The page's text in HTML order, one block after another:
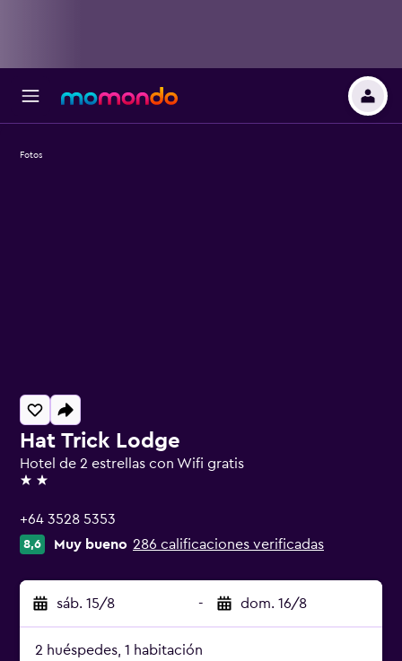
Hat Trick Lodge
Hotel de 2 estrellas con Wifi gratis
2 estrellas
+64 3528 5353
8,6 Muy bueno 286 calificaciones verificadas
sáb. 15/8 - dom. 16/8
2 huéspedes, 1 habitación
Fotos